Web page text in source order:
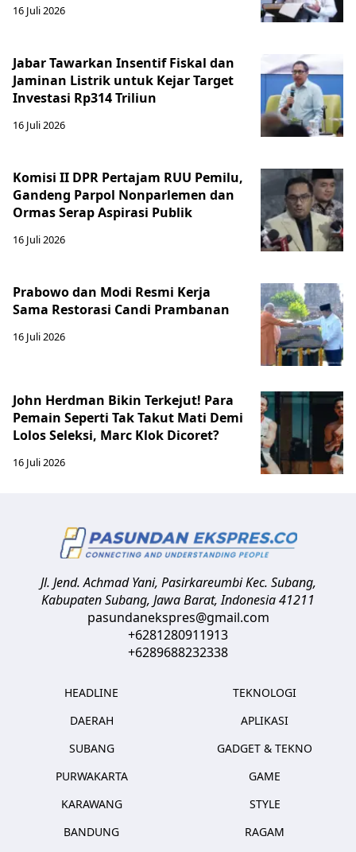
16 Juli 2026
Jabar Tawarkan Insentif Fiskal dan
Jaminan Listrik untuk Kejar Target
Investasi Rp314 Triliun
16 Juli 2026
Komisi II DPR Pertajam RUU Pemilu,
Gandeng Parpol Nonparlemen dan
Ormas Serap Aspirasi Publik
16 Juli 2026
Prabowo dan Modi Resmi Kerja
Sama Restorasi Candi Prambanan
16 Juli 2026
John Herdman Bikin Terkejut! Para
Pemain Seperti Tak Takut Mati Demi
Lolos Seleksi, Marc Klok Dicoret?
16 Juli 2026
Jl. Jend. Achmad Yani, Pasirkareumbi Kec. Subang,
Kabupaten Subang, Jawa Barat,Indonesia41211
pasundanekspres@gmail.com
+6281280911913
+6289688232338
HEADLINE
DAERAH
SUBANG
PURWAKARTA
KARAWANG
BANDUNG
TEKNOLOGI
APLIKASI
GADGET & TEKNO
GAME
STYLE
RAGAM